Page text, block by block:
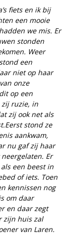
fiets en ik bij
een mooie
we mis. Er
stonden
Weer
een
niet op haar
onze
op een
zij ruzie, in
zij ook net als
stond ze
aankwam,
nu gaf zij haar
Er
een beest in
of iets. Toen
kennissen nog
om daar
en daar zegt
zijn huis zal
van Laren.